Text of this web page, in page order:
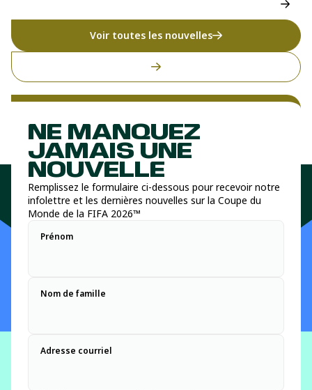
Voir toutes les nouvelles
NE MANQUEZ
JAMAIS UNE
NOUVELLE
Remplissez le formulaire ci-dessous pour recevoir notre
infolettre et les dernières nouvelles sur la Coupe du
Monde de la FIFA 2026™
Prénom
Nom de famille
Adresse courriel